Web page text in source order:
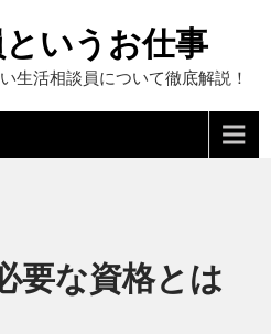
いうお仕事
生活相談員について徹底解説！
要な資格とは